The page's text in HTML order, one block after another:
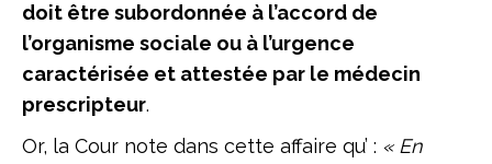
doit être subordonnée à l’accord de
l’organisme sociale ou à l’urgence
caractérisée et attestée par le médecin
prescripteur.
Or, la Cour note dans cette affaire qu’ : « En